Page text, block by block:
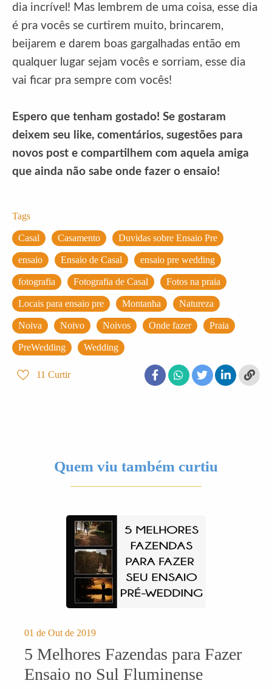
dia incrível! Mas lembrem de uma coisa, esse dia
é pra vocês se curtirem muito, brincarem,
beijarem e darem boas gargalhadas então em
qualquer lugar sejam vocês e sorriam, esse dia
vai ficar pra sempre com vocês!
Espero que tenham gostado! Se gostaram
deixem seu like, comentários, sugestões para
novos post e compartilhem com aquela amiga
que ainda não sabe onde fazer o ensaio!
Tags
Casal Casamento Duvidas sobre Ensaio Pre
ensaio Ensaio de Casal ensaio pre wedding
fotografia Fotografia de Casal Fotos na praia
Locais para ensaio pre Montanha Natureza
Noiva Noivo Noivos Onde fazer Praia
PreWedding Wedding
11 Curtir
Quem viu também curtiu
01 de Out de 2019
5 Melhores Fazendas para Fazer
Ensaio no Sul Fluminense